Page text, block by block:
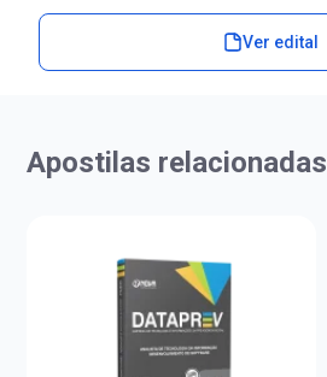
Ver edital
Apostilas relacionadas